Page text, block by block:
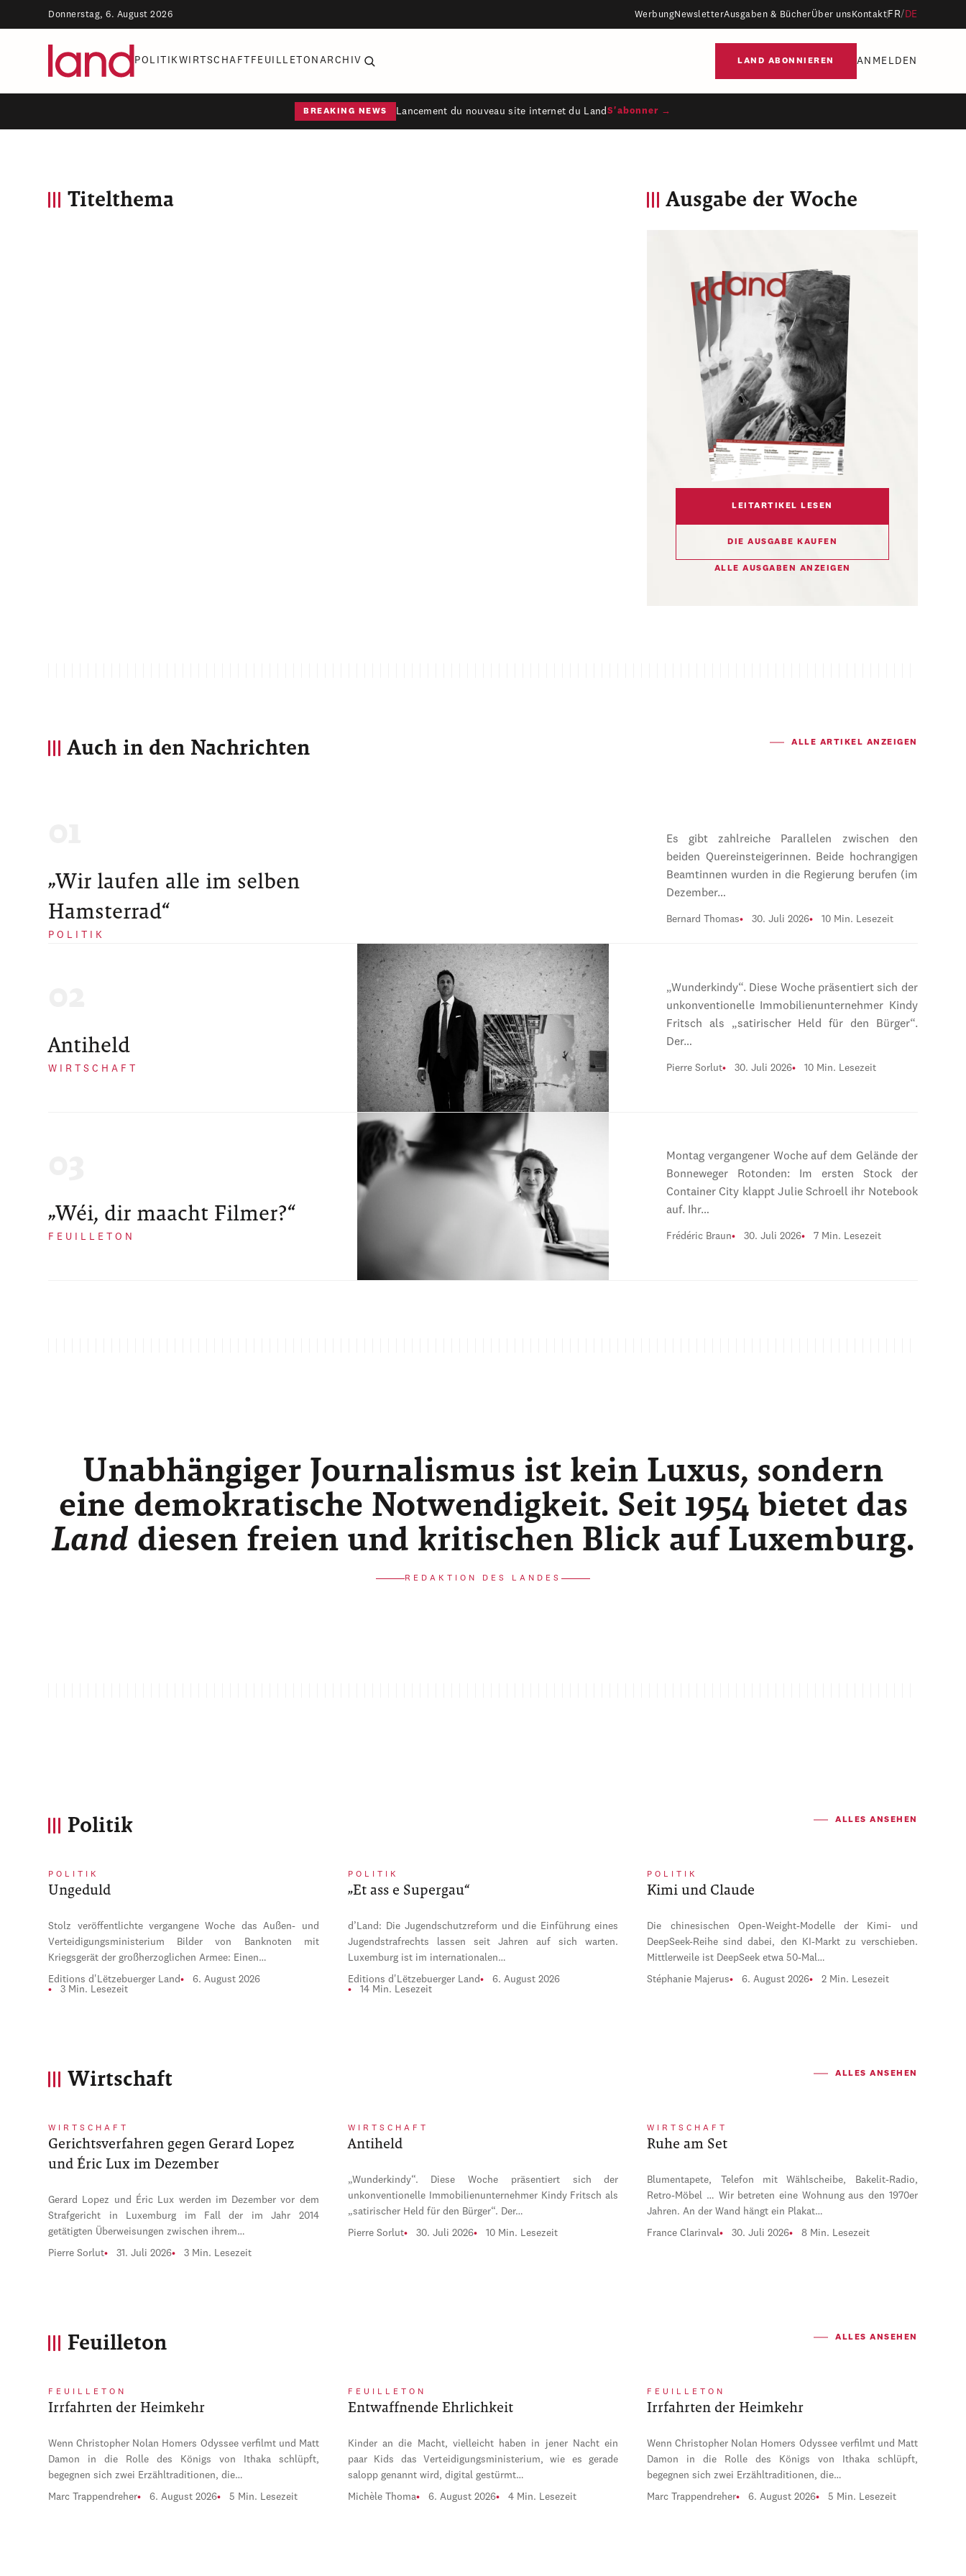
Donnerstag, 6. August 2026 WerbungNewsletterAusgaben & BücherÜber uns Kontakt FR/ DE
POLITIKWIRTSCHAFT FEUILLETON ARCHIV LAND ABONNIEREN ANMELDEN
BREAKING NEWS Lancement du nouveau site internet du Land S'abonner →
Titelthema Ausgabe der Woche
LEITARTIKEL LESEN
DIE AUSGABE KAUFEN
ALLE AUSGABEN ANZEIGEN
Auch in den Nachrichten ALLE ARTIKEL ANZEIGEN
„Wir laufen alle im selben
Hamsterrad“
POLITIK
Es gibt zahlreiche Parallelen zwischen den
beiden Quereinsteigerinnen. Beide hochrangigen
Beamtinnen wurden in die Regierung berufen (im
Dezember…
Bernard Thomas 30. Juli 2026 10 Min. Lesezeit
Antiheld
WIRTSCHAFT
„Wunderkindy“. Diese Woche präsentiert sich der
unkonventionelle Immobilienunternehmer Kindy
Fritsch als „satirischer Held für den Bürger“.
Der…
Pierre Sorlut 30. Juli 2026 10 Min. Lesezeit
„Wéi, dir maacht Filmer?“
FEUILLETON
Montag vergangener Woche auf dem Gelände der
Bonneweger Rotonden: Im ersten Stock der
Container City klappt Julie Schroell ihr Notebook
auf. Ihr…
Frédéric Braun 30. Juli 2026 7 Min. Lesezeit
Unabhängiger Journalismus ist kein Luxus, sondern
eine demokratische Notwendigkeit. Seit 1954 bietet das
Land diesen freien und kritischen Blick auf Luxemburg.
REDAKTION DES LANDES
Politik ALLES ANSEHEN
POLITIK
Ungeduld
Stolz veröffentlichte vergangene Woche das Außen- und
Verteidigungsministerium Bilder von Banknoten mit
Kriegsgerät der großherzoglichen Armee: Einen…
Editions d'Lëtzebuerger Land
6. August 2026
3 Min. Lesezeit
POLITIK
„Et ass e Supergau“
d’Land: Die Jugendschutzreform und die Einführung eines
Jugendstrafrechts lassen seit Jahren auf sich warten.
Luxemburg ist im internationalen…
Editions d'Lëtzebuerger Land
6. August 2026
14 Min. Lesezeit
POLITIK
Kimi und Claude
Die chinesischen Open-Weight-Modelle der Kimi- und
DeepSeek-Reihe sind dabei, den KI-Markt zu verschieben.
Mittlerweile ist DeepSeek etwa 50-Mal…
Stéphanie Majerus 6. August 2026 2 Min. Lesezeit
Wirtschaft ALLES ANSEHEN
WIRTSCHAFT
Gerichtsverfahren gegen Gerard Lopez
und Éric Lux im Dezember
Gerard Lopez und Éric Lux werden im Dezember vor dem
Strafgericht in Luxemburg im Fall der im Jahr 2014
getätigten Überweisungen zwischen ihrem…
Pierre Sorlut 31. Juli 2026 3 Min. Lesezeit
WIRTSCHAFT
Antiheld
„Wunderkindy“. Diese Woche präsentiert sich der
unkonventionelle Immobilienunternehmer Kindy Fritsch als
„satirischer Held für den Bürger“. Der…
Pierre Sorlut 30. Juli 2026 10 Min. Lesezeit
WIRTSCHAFT
Ruhe am Set
Blumentapete, Telefon mit Wählscheibe, Bakelit-Radio,
Retro-Möbel … Wir betreten eine Wohnung aus den 1970er
Jahren. An der Wand hängt ein Plakat…
France Clarinval 30. Juli 2026 8 Min. Lesezeit
Feuilleton ALLES ANSEHEN
FEUILLETON
Irrfahrten der Heimkehr
Wenn Christopher Nolan Homers Odyssee verfilmt und Matt
Damon in die Rolle des Königs von Ithaka schlüpft,
begegnen sich zwei Erzähltraditionen, die…
Marc Trappendreher 6. August 2026 5 Min. Lesezeit
FEUILLETON
Entwaffnende Ehrlichkeit
Kinder an die Macht, vielleicht haben in jener Nacht ein
paar Kids das Verteidigungsministerium, wie es gerade
salopp genannt wird, digital gestürmt…
Michèle Thoma 6. August 2026 4 Min. Lesezeit
FEUILLETON
Irrfahrten der Heimkehr
Wenn Christopher Nolan Homers Odyssee verfilmt und Matt
Damon in die Rolle des Königs von Ithaka schlüpft,
begegnen sich zwei Erzähltraditionen, die…
Marc Trappendreher 6. August 2026 5 Min. Lesezeit